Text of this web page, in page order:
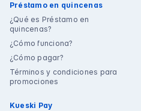
Préstamo en quincenas
¿Qué es Préstamo en
quincenas?
¿Cómo funciona?
¿Cómo pagar?
Términos y condiciones para
promociones
Kueski Pay